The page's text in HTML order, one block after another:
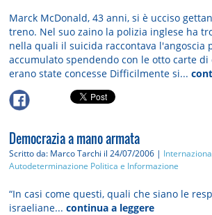
Marck McDonald, 43 anni, si è ucciso
treno. Nel suo zaino la polizia inglese ha
nella quali il suicida raccontava l'angoscia
accumulato spendendo con le otto carte
erano state concesse Difficilmente si...
Democrazia a mano armata
Scritto da: Marco Tarchi il 24/07/2006 |
Autodeterminazione Politica e Informazione
“In casi come questi, quali che siano le
israeliane...continua a leggere